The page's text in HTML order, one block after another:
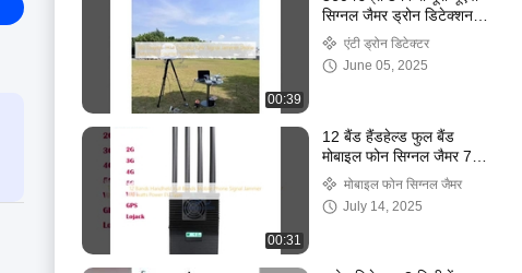
00:39
सिग्नल जैमर ड्रोन डिटेक्शन
काउंटर सिस्टम
एंटी ड्रोन डिटेक्टर
June 05, 2025
00:31
12 बैंड हैंडहेल्ड फुल बैंड
मोबाइल फोन सिग्नल जैमर 70
वाट पावर EU टाइप
मोबाइल फोन सिग्नल जैमर
July 14, 2025